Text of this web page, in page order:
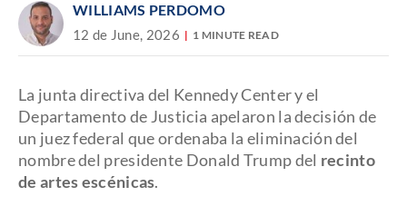
WILLIAMS PERDOMO
12 de June, 2026 1 MINUTE READ
La junta directiva del Kennedy Center y el
Departamento de Justicia apelaron la decisión de
un juez federal que ordenaba la eliminación del
nombre del presidente Donald Trump del recinto
de artes escénicas.